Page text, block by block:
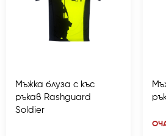
Мъжka блуза с къс
ръкав Rashguard
Soldier